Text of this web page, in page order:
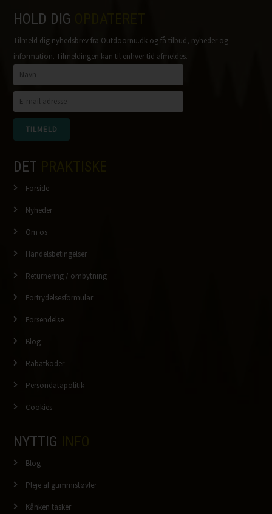
HOLD DIG
Tilmeld dig nyhedsbrev fra Outdoornu.dk og få tilbud, nyheder og
information. Tilmeldingen kan til enhver tid afmeldes.
DET
Forside
Nyheder
Om os
Handelsbetingelser
Returnering / ombytning
Fortrydelsesformular
Forsendelse
Blog
Rabatkoder
Persondatapolitik
Cookies
NYTTIG
Blog
Pleje af gummistøvler
Kånken tasker